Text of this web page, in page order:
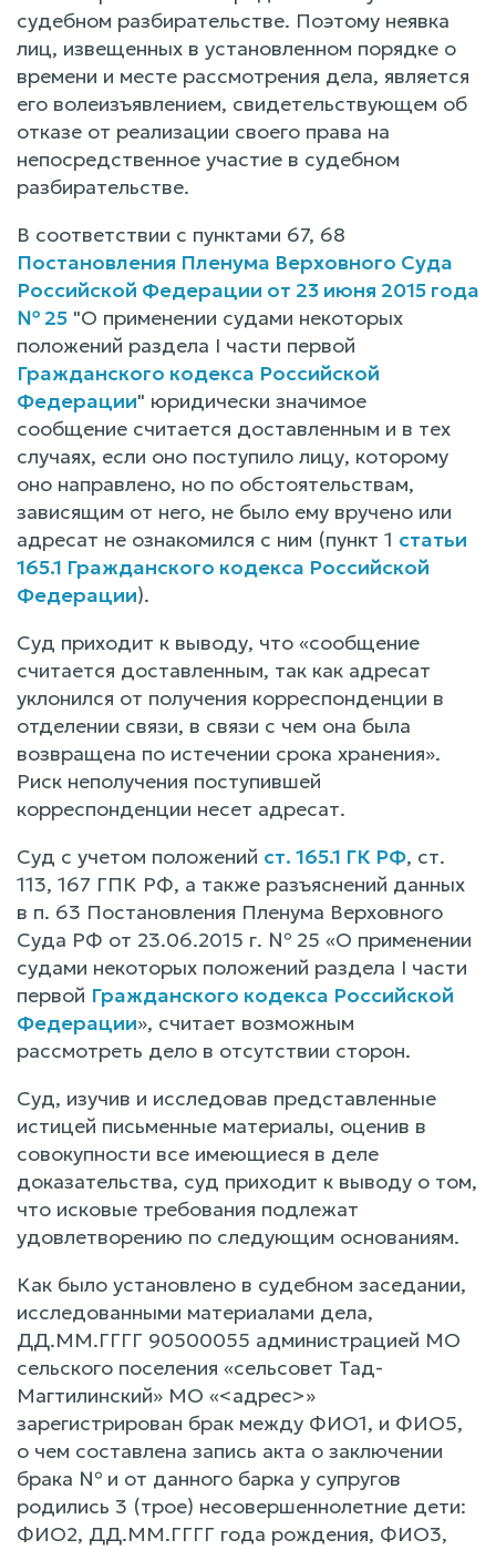
судебном разбирательстве. Поэтому неявка
лиц, извещенных в установленном порядке о
времени и месте рассмотрения дела, является
его волеизъявлением, свидетельствующем об
отказе от реализации своего права на
непосредственное участие в судебном
разбирательстве.
В соответствии с пунктами 67, 68
Постановления Пленума Верховного Суда
Российской Федерации от 23 июня 2015 года
№ 25 "О применении судами некоторых
положений раздела I части первой
Гражданского кодекса Российской
Федерации" юридически значимое
сообщение считается доставленным и в тех
случаях, если оно поступило лицу, которому
оно направлено, но по обстоятельствам,
зависящим от него, не было ему вручено или
адресат не ознакомился с ним (пункт 1 статьи
165.1 Гражданского кодекса Российской
Федерации).
Суд приходит к выводу, что «сообщение
считается доставленным, так как адресат
уклонился от получения корреспонденции в
отделении связи, в связи с чем она была
возвращена по истечении срока хранения».
Риск неполучения поступившей
корреспонденции несет адресат.
Суд с учетом положений ст. 165.1 ГК РФ, ст.
113, 167 ГПК РФ, а также разъяснений данных
в п. 63 Постановления Пленума Верховного
Суда РФ от 23.06.2015 г. № 25 «О применении
судами некоторых положений раздела I части
первой Гражданского кодекса Российской
Федерации», считает возможным
рассмотреть дело в отсутствии сторон.
Суд, изучив и исследовав представленные
истицей письменные материалы, оценив в
совокупности все имеющиеся в деле
доказательства, суд приходит к выводу о том,
что исковые требования подлежат
удовлетворению по следующим основаниям.
Как было установлено в судебном заседании,
исследованными материалами дела,
ДД.ММ.ГГГГ 90500055 администрацией МО
сельского поселения «сельсовет Тад-
Магтилинский» МО «<адрес>»
зарегистрирован брак между ФИО1, и ФИО5,
о чем составлена запись акта о заключении
брака № и от данного барка у супругов
родились 3 (трое) несовершеннолетние дети:
ФИО2, ДД.ММ.ГГГГ года рождения, ФИО3,